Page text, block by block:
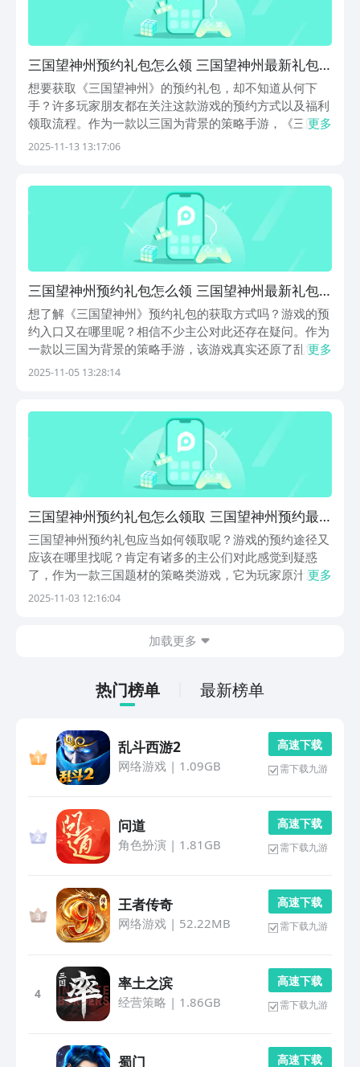
三国望神州预约礼包怎么领 三国望神州最新礼包
码推荐
想要获取《三国望神州》的预约礼包，却不知道从何下
手？许多玩家朋友都在关注这款游戏的预约方式以及福利
领取流程。作为一款以三国为背景的策略手游，《三国望
神州》真实还原了乱世纷争中的权谋与征战，带给玩家沉
更多
2025-11-13 13:17:06
三国望神州预约礼包怎么领 三国望神州最新礼包
码推荐
想了解《三国望神州》预约礼包的获取方式吗？游戏的预
约入口又在哪里呢？相信不少主公对此还存在疑问。作为
一款以三国为背景的策略手游，该游戏真实还原了乱世纷
争中的权谋较量与征战历程。接下来，小编将为大家详细
更多
2025-11-05 13:28:14
三国望神州预约礼包怎么领取 三国望神州预约最
新礼包码推荐
三国望神州预约礼包应当如何领取呢？游戏的预约途径又
应该在哪里找呢？肯定有诸多的主公们对此感觉到疑惑
了，作为一款三国题材的策略类游戏，它为玩家原汁原味
地还原了，三国之中尔虞我诈的旅程，本期小编就给大家
更多
2025-11-03 12:16:04
加载更多
热门榜单 最新榜单
乱斗西游2
网络游戏| 1.09GB
高 速 下 载
需下载九游
问道
角色扮演 | 1.81GB
高 速 下 载
需下载九游
王者传奇
网络游戏| 52.22MB
高 速 下 载
需下载九游
4
率土之滨
经营策略 | 1.86GB
高 速 下 载
需下载九游
蜀门 高 速 下 载